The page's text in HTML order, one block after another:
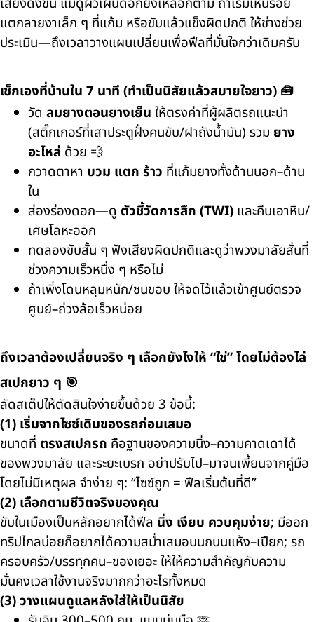
แตกลายงาเล็ก ๆ ที่แก้ม หรือขับแล้วแข็งผิดปกติ ให้ช่างช่วย
ประเมิน—ถึงเวลาวางแผนเปลี่ยนเพื่อฟีลที่มั่นใจกว่าเดิมครับ
เช็กเองที่บ้านใน 7 นาที (ทำเป็นนิสัยแล้วสบายใจยาว) 🧰
วัด ลมยางตอนยางเย็น ให้ตรงค่าที่ผู้ผลิตรถแนะนำ
(สติ๊กเกอร์ที่เสาประตูฝั่งคนขับ/ฝาถังน้ำมัน) รวม ยาง
อะไหล่ ด้วย 💨
กวาดตาหา บวม แตก ร้าว ที่แก้มยางทั้งด้านนอก–ด้าน
ใน
ส่องร่องดอก—ดู ตัวชี้วัดการสึก (TWI) และคีบเอาหิน/
เศษโลหะออก
ทดลองขับสั้น ๆ ฟังเสียงผิดปกติและดูว่าพวงมาลัยสั่นที่
ช่วงความเร็วหนึ่ง ๆ หรือไม่
ถ้าเพิ่งโดนหลุมหนัก/ชนขอบ ให้จดไว้แล้วเข้าศูนย์ตรวจ
ศูนย์–ถ่วงล้อเร็วหน่อย
ถึงเวลาต้องเปลี่ยนจริง ๆ เลือกยังไงให้ “ใช่” โดยไม่ต้องไล่
สเปกยาว ๆ 🎯
ลัดสเต็ปให้ตัดสินใจง่ายขึ้นด้วย 3 ข้อนี้:
(1) เริ่มจากไซซ์เดิมของรถก่อนเสมอ
ขนาดที่ ตรงสเปกรถ คือฐานของความนิ่ง–ความคาดเดาได้
ของพวงมาลัย และระยะเบรก อย่าปรับไป–มาจนเพี้ยนจากคู่มือ
โดยไม่มีเหตุผล จำง่าย ๆ: “ไซซ์ถูก = ฟีลเริ่มต้นที่ดี”
(2) เลือกตามชีวิตจริงของคุณ
ขับในเมืองเป็นหลักอยากได้ฟีล นิ่ง เงียบ ควบคุมง่าย; มีออก
ทริปไกลบ่อยก็อยากได้ความสม่ำเสมอบนถนนแห้ง–เปียก; รถ
ครอบครัว/บรรทุกคน–ของเยอะ ให้ให้ความสำคัญกับความ
มั่นคงเวลาใช้งานจริงมากกว่าอะไรทั้งหมด
(3) วางแผนดูแลหลังใส่ให้เป็นนิสัย